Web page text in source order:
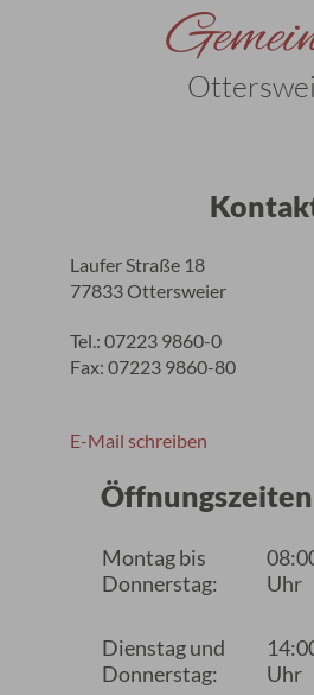
Laufer Straße 18
77833 Ottersweier
Tel.: 07223 9860-0
Fax: 07223 9860-80
E-Mail schreiben
Montag bis
Donnerstag:
Uhr
Dienstag und
Donnerstag:
Uhr